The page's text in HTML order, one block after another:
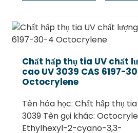
Chất hấp thụ tia UV chất
cao UV 3039 CAS 6197-
Octocrylene
Tên hóa học: Chất hấp thụ tia
3039 Tên gọi khác:
Ethylhexyl-2-cyano-3,3-